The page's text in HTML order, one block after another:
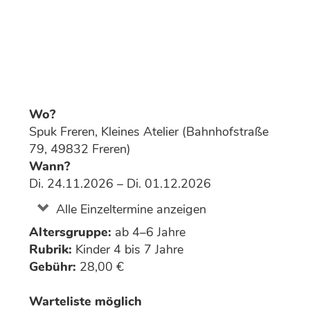
Wo?
Spuk Freren, Kleines Atelier (Bahnhofstraße
79, 49832 Freren)
Wann?
Di. 24.11.2026 – Di. 01.12.2026
Alle Einzeltermine anzeigen
Altersgruppe: ab 4–6 Jahre
Rubrik: Kinder 4 bis 7 Jahre
Gebühr: 28,00 €
Warteliste möglich